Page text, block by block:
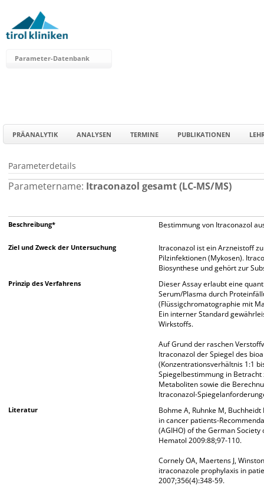
Parameter-Datenbank
PRÄANALYTIK ANALYSEN TERMINE PUBLIKATIONEN
Parameterdetails
Parametername: Itraconazol gesamt (LC-MS/MS)
Beschreibung* Bestimmung von Itraconazol
Ziel und Zweck der Untersuchung
Itraconazol ist ein Arzneistoff
Pilzinfektionen (Mykosen).
Biosynthese und gehört zur
Prinzip des Verfahrens
Dieser Assay erlaubt eine
Serum/Plasma durch
(Flüssigchromatographie mit
Ein interner Standard
Wirkstoffs.
Auf Grund der raschen
Itraconazol der Spiegel des
(Konzentrationsverhältnis 1:1
Spiegelbestimmung in
Metaboliten sowie die
Itraconazol-
Literatur
Bohme A, Ruhnke M,
in cancer patients-
(AGIHO) of the German
Hematol 2009:88;97-110.
Cornely OA, Maertens J,
itraconazole prophylaxis in
2007;356(4):348-59.